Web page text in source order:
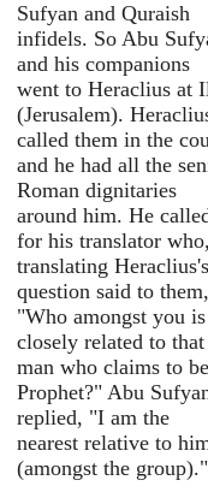
Sufyan and Quraish
infidels. So Abu
and his companions
went to Heraclius at
(Jerusalem).
called them in the
and he had all the
Roman dignitaries
around him. He
for his translator who,
translating Heraclius's
question said to them,
"Who amongst you is
closely related to that
man who claims to
Prophet?" Abu
replied, "I am the
nearest relative to
(amongst the group)."